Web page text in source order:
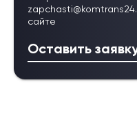
сайте
Оставить